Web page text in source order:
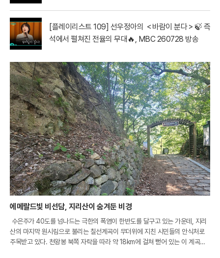
[플레이리스트 109] 선우정아의 ＜바람이 분다＞🍃 즉
석에서 펼쳐진 전율의 무대🔥, MBC 260728 방송
에메랄드빛 비선담, 지리산이 숨겨둔 비경
수은주가 40도를 넘나드는 극한의 폭염이 한반도를 달구고 있는 가운데, 지리
산의 마지막 원시림으로 불리는 칠선계곡이 무더위에 지친 시민들의 안식처로
주목받고 있다. 천왕봉 북쪽 자락을 따라 약 18km에 걸쳐 뻗어 있는 이 계곡은